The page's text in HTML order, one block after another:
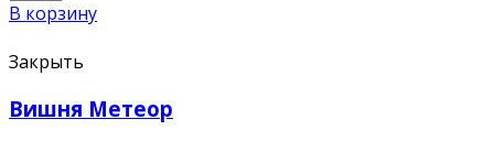
В корзину
Закрыть
Вишня Метеор